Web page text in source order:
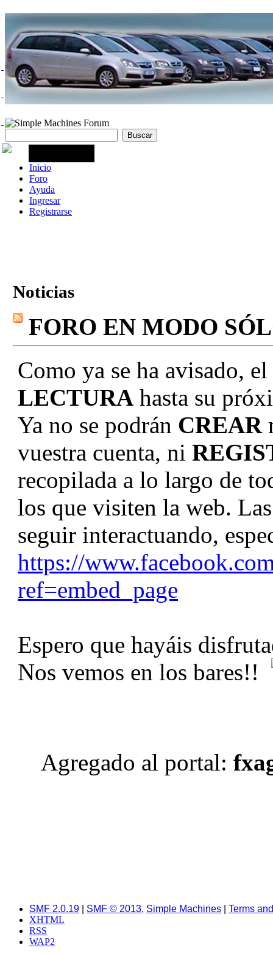
Inicio
Foro
Ayuda
Ingresar
Registrarse
Noticias
FORO EN MODO
Como ya se ha avisado,
LECTURA hasta su
Ya no se podrán CREAR
vuestra cuenta, ni
recopilada a lo largo de
los que visiten la web.
seguir interactuando,
https://
ref=embed_page
Espero que hayáis
Nos vemos en los bares!!
Agregado al portal:
SMF 2.0.19 SMF © 2013, Simple Machines
Terms
XHTML
RSS
WAP2